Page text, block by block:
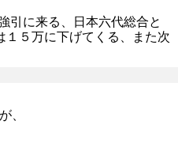
引に来る、日本六代総合と
５万に下げてくる、また次
、